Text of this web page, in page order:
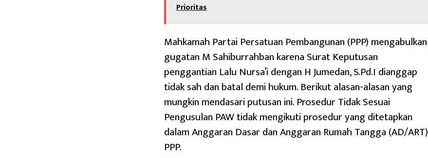
Prioritas
Mahkamah Partai Persatuan Pembangunan (PPP) mengabulkan
gugatan M Sahiburrahban karena Surat Keputusan
penggantian Lalu Nursa’i dengan H Jumedan, S.Pd.I dianggap
tidak sah dan batal demi hukum. Berikut alasan-alasan yang
mungkin mendasari putusan ini. Prosedur Tidak Sesuai
Pengusulan PAW tidak mengikuti prosedur yang ditetapkan
dalam Anggaran Dasar dan Anggaran Rumah Tangga (AD/ART)
PPP.